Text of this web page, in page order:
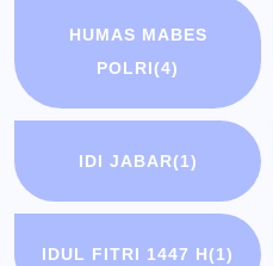
HUMAS MABES
POLRI(4)
IDI JABAR(1)
IDUL FITRI 1447 H(1)